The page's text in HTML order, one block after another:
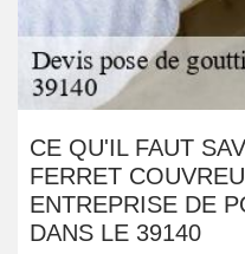
CE QU'IL FAUT
FERRET
ENTREPRISE DE
DANS LE 39140